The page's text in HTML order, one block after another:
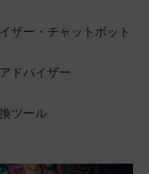
ザー・チャットボット
ドバイザー
ツール